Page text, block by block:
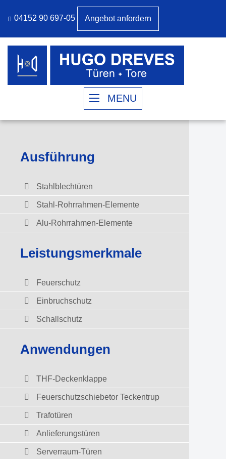
04152 90 697-05 Angebot anfordern
MENU
Ausführung
Stahlblechtüren
Stahl-Rohrrahmen-Elemente
Alu-Rohrrahmen-Elemente
Leistungsmerkmale
Feuerschutz
Einbruchschutz
Schallschutz
Anwendungen
THF-Deckenklappe
Feuerschutzschiebetor Teckentrup
Trafotüren
Anlieferungstüren
Serverraum-Türen